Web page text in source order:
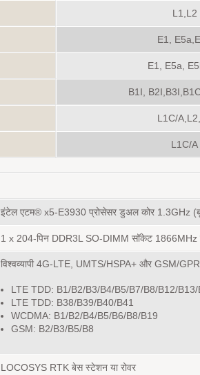
L1,L2
E1,
E1, E5a,
B1I,
L1C/
L1C/A
इंटेल एटम® x5-E3930 प्रोसेसर डुअल कोर 1.3GHz
1 x 204-पिन DDR3L SO-DIMM सॉकेट 1866MHz
विश्वव्यापी 4G-LTE, UMTS/HSPA+ और GSM/
LTE TDD: B1/B2/B3/B4/B5/B7/B8/B12/
LTE TDD: B38/B39/B40/B41
WCDMA: B1/B2/B4/B5/B6/B8/B19
GSM: B2/B3/B5/B8
LOCOSYS RTK बेस स्टेशन या रोवर